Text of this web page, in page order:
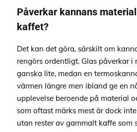
Påverkar kannans
kaffet?
Det kan det göra, särskilt om
rengörs ordentligt. Glas påverkar i
ganska lite, medan en
värmen längre men ibland ge en
upplevelse beroende på material
som oftast märks mest är dock
utan rester av gammalt kaffe som